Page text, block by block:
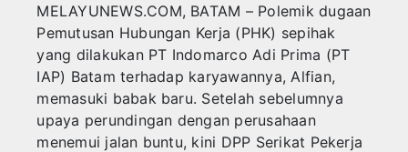
KULINER
ENTERTEIMENT
TEKNOLOGI
Pengurus PWI Kepri Hormati Pengunduran
BPBD Anambas Salurkan Air kepada Warga
Aneng: Validasi Data Penting untuk
MELAYUNEWS.COM, BATAM – Polemik dugaan
Pemutusan Hubungan Kerja (PHK) sepihak
yang dilakukan PT Indomarco Adi Prima (PT
IAP) Batam terhadap karyawannya, Alfian,
memasuki babak baru. Setelah sebelumnya
upaya perundingan dengan perusahaan
menemui jalan buntu, kini DPP Serikat Pekerja